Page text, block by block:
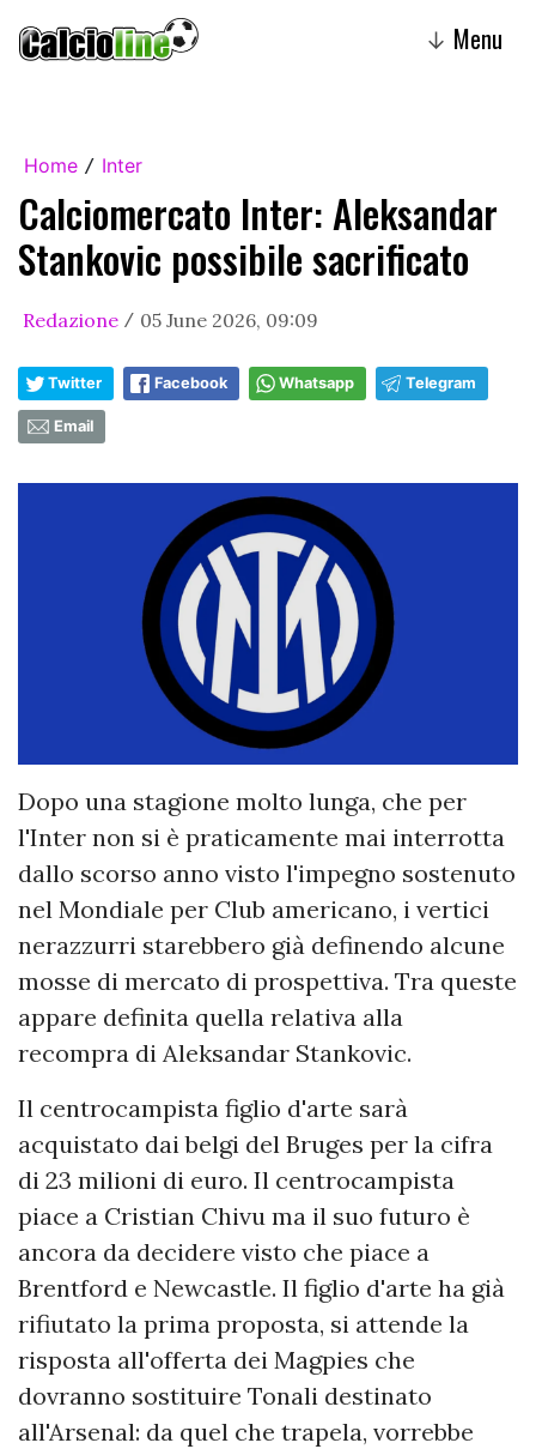
↓ Menu
Home / Inter
Calciomercato Inter: Aleksandar
Stankovic possibile sacrificato
Redazione / 05 June 2026, 09:09
Twitter Facebook Whatsapp Telegram
Email
Dopo una stagione molto lunga, che per
l'Inter non si è praticamente mai interrotta
dallo scorso anno visto l'impegno sostenuto
nel Mondiale per Club americano, i vertici
nerazzurri starebbero già definendo alcune
mosse di mercato di prospettiva. Tra queste
appare definita quella relativa alla
recompra di Aleksandar Stankovic.
Il centrocampista figlio d'arte sarà
acquistato dai belgi del Bruges per la cifra
di 23 milioni di euro. Il centrocampista
piace a Cristian Chivu ma il suo futuro è
ancora da decidere visto che piace a
Brentford e Newcastle. Il figlio d'arte ha già
rifiutato la prima proposta, si attende la
risposta all'offerta dei Magpies che
dovranno sostituire Tonali destinato
all'Arsenal: da quel che trapela, vorrebbe